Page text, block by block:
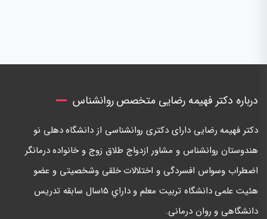
درباره دکتر فهیمه رضایی متخصص روانشناس
دكتر فهيمه رضايی دارای دكتری روانشناسی از دانشگاه دهلی نو
هندوستان روانشناس و مشاور ازدواج طلاق زوج و خانواده درمانگر
اضطراب وسواس افسردگی و اختلالات خلقی وشخصيتی و عضو
هئيت علمی دانشگاه تربيت معلم و داراي ١٥سال سابقه تدريس
دانشگاهی و روان درمانی.